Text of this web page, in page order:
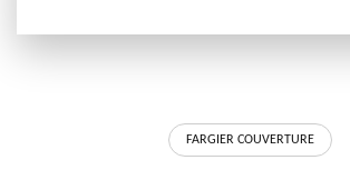
FARGIER COUVERTURE